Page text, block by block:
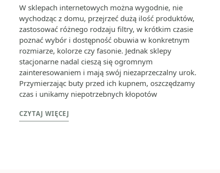
W sklepach internetowych można wygodnie, nie
wychodząc z domu, przejrzeć dużą ilość produktów,
zastosować różnego rodzaju filtry, w krótkim czasie
poznać wybór i dostępność obuwia w konkretnym
rozmiarze, kolorze czy fasonie. Jednak sklepy
stacjonarne nadal cieszą się ogromnym
zainteresowaniem i mają swój niezaprzeczalny urok.
Przymierzając buty przed ich kupnem, oszczędzamy
czas i unikamy niepotrzebnych kłopotów
CZYTAJ WIĘCEJ